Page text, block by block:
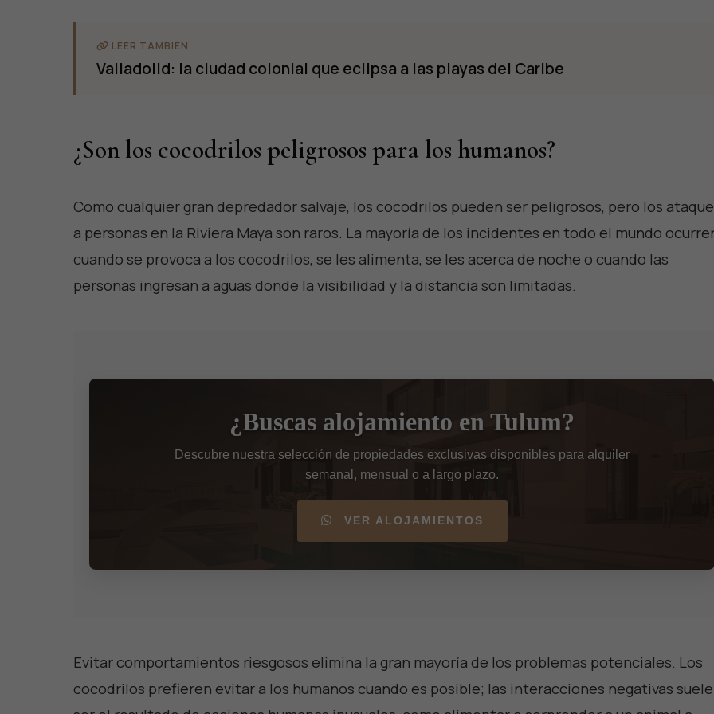
LEER TAMBIÉN
Valladolid: la ciudad colonial que eclipsa a las playas del Caribe
¿Son los cocodrilos peligrosos para los humanos?
Como cualquier gran depredador salvaje, los cocodrilos pueden ser peligrosos, pero los
a personas en la Riviera Maya son raros. La mayoría de los incidentes en todo el mundo
cuando se provoca a los cocodrilos, se les alimenta, se les acerca de noche o cuando las
personas ingresan a aguas donde la visibilidad y la distancia son limitadas.
¿Buscas alojamiento en Tulum?
Descubre nuestra selección de propiedades exclusivas disponibles para alquiler
semanal, mensual o a largo plazo.
VER ALOJAMIENTOS
Evitar comportamientos riesgosos elimina la gran mayoría de los problemas potenciales. Los
cocodrilos prefieren evitar a los humanos cuando es posible; las interacciones negativas